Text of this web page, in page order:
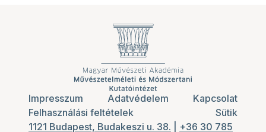
Impresszum Adatvédelem
Kapcsolat
Felhasználási feltételek
Sütik
1121 Budapest, Budakeszi u. 38.
+36 30 785